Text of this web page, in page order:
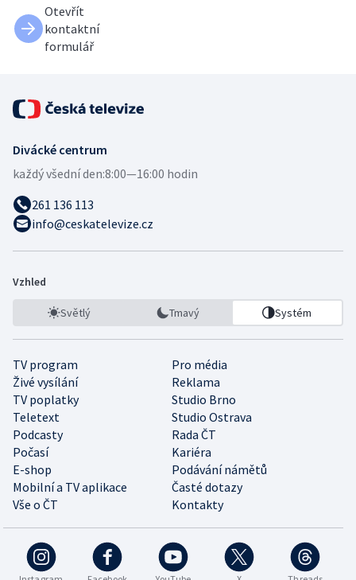
Otevřít
kontaktní
formulář
Divácké centrum
každý všední den:8:00—16:00 hodin
261 136 113
info@ceskatelevize.cz
Vzhled
Světlý Tmavý Systém
TV program
Pro média
Živé vysílání
Reklama
TV poplatky
Studio Brno
Teletext
Studio Ostrava
Podcasty
Rada ČT
Počasí
Kariéra
E-shop
Podávání námětů
Mobilní a TV aplikace
Časté dotazy
Vše o ČT
Kontakty